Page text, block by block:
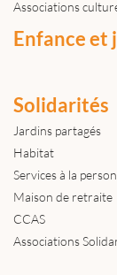
Associations
Enfance et
Solidarités
Jardins partagés
Habitat
Services à la
Maison de retraite
CCAS
Associations